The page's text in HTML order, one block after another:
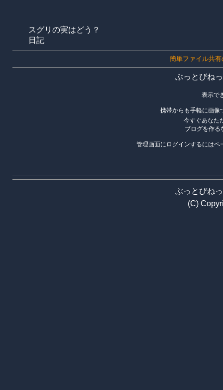
スグリの実はどう？
日記
簡単ファイル共
ぶっとびね
表示で
携帯からも手軽に画像
今すぐあなた
ブログを作る
管理画面にログインするにはペ
ぶっとびね
(C)